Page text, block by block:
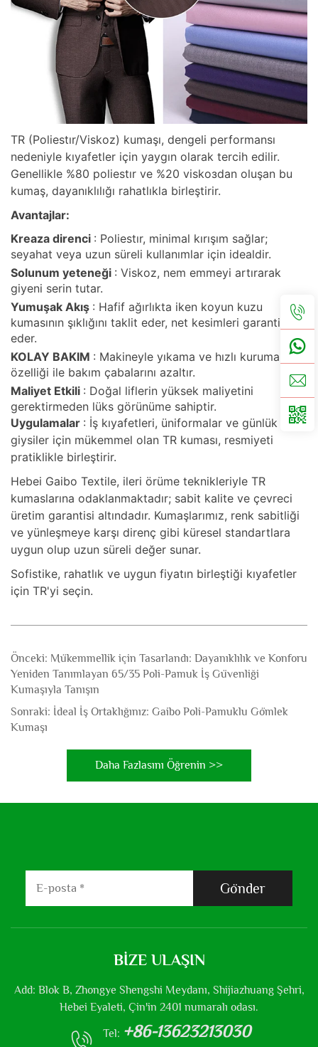
TR (Poliestır/Viskoz) kumaşı, dengeli performansı
nedeniyle kıyafetler için yaygın olarak tercih edilir.
Genellikle %80 poliestır ve %20 viskозdan oluşan bu
kumaş, dayanıklılığı rahatlıkla birleştirir.
Avantajlar:
Kreaza direnci : Poliestır, minimal kırışım sağlar;
seyahat veya uzun süreli kullanımlar için idealdir.
Solunum yeteneği : Viskoz, nem emmeyi artırarak
giyeni serin tutar.
Yumuşak Akış : Hafif ağırlıkta iken koyun kuzu
kumasının şıklığını taklit eder, net kesimleri garanti
eder.
KOLAY BAKIM : Makineyle yıkama ve hızlı kuruma
özelliği ile bakım çabalarını azaltır.
Maliyet Etkili : Doğal liflerin yüksek maliyetini
gerektirmeden lüks görünüme sahiptir.
Uygulamalar : İş kıyafetleri, üniformalar ve günlük
giysiler için mükemmel olan TR kuması, resmiyeti
pratiklikle birleştirir.
Hebei Gaibo Textile, ileri örüme teknikleriyle TR
kumaslarına odaklanmaktadır; sabit kalite ve çevreci
üretim garantisi altındadır. Kumaşlarımız, renk sabitliği
ve yünleşmeye karşı direnç gibi küresel standartlara
uygun olup uzun süreli değer sunar.
Sofistike, rahatlık ve uygun fiyatın birleştiği kıyafetler
için TR'yi seçin.
Önceki: Mükemmellik için Tasarlandı: Dayanıklılık ve Konforu
Yeniden Tanımlayan 65/35 Poli-Pamuk İş Güvenliği
Kumaşıyla Tanışın
Sonraki: İdeal İş Ortaklığınız: Gaibo Poli-Pamuklu Gömlek
Kumaşı
Daha Fazlasını Öğrenin >>
Gönder
BIZE ULAŞIN
Add: Blok B, Zhongye Shengshi Meydanı, Shijiazhuang Şehri,
Hebei Eyaleti, Çin'in 2401 numaralı odası.
Tel: +86-13623213030